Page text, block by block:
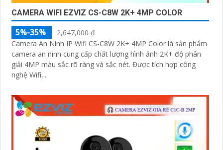
CAMERA WIFI EZVIZ CS-C8W 2K+ 4MP COLOR
5%-35%
2,647,000 ₫
Camera An Ninh IP Wifi CS-C8W 2K+ 4MP Color là sản phẩm
camera an ninh cung cấp chất lượng hình ảnh 2K+ độ phân
giải 4MP màu sắc rõ ràng và sắc nét. Được tích hợp công
nghệ Wifi,...